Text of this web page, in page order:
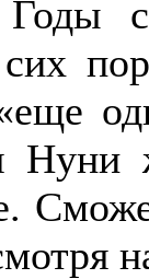
Нуни